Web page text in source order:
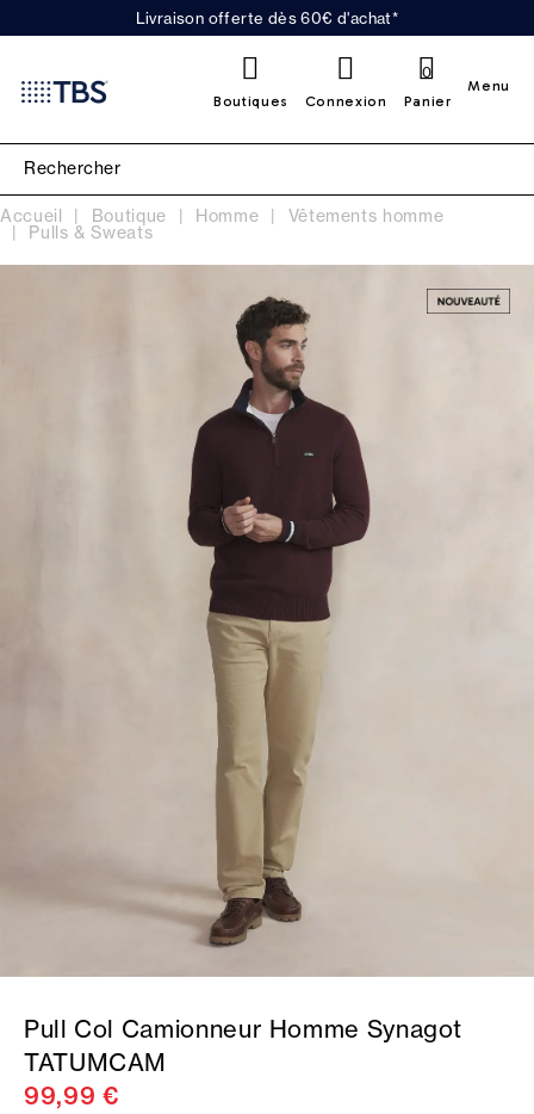
Livraison offerte dès 60€ d'achat*
Boutiques Connexion Panier
0
Menu
Accueil Boutique Homme Vêtements homme
Pulls & Sweats
Pull Col Camionneur Homme Synagot
TATUMCAM
99,99 €